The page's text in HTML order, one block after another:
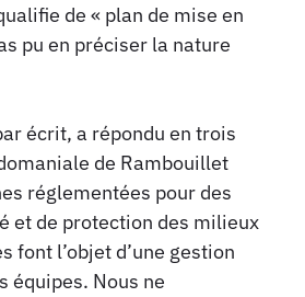
de « plan de mise en
pu en préciser la nature
écrit, a répondu en trois
de Rambouillet
réglementées pour des
et de protection des milieux
font l’objet d’une gestion
équipes. Nous ne